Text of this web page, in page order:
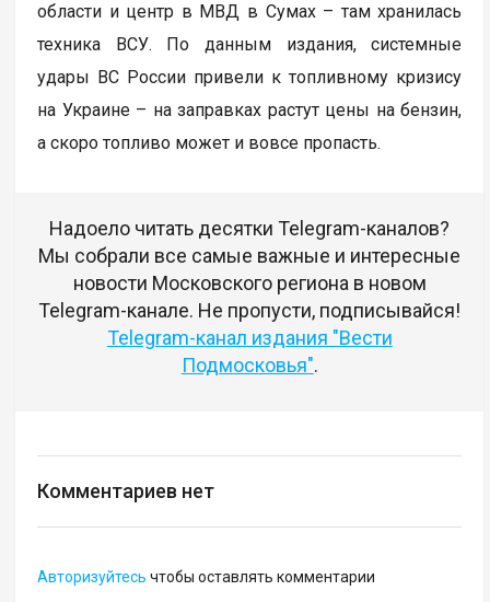
области и центр в МВД в Сумах – там хранилась
техника ВСУ. По данным издания, системные
удары ВС России привели к топливному кризису
на Украине – на заправках растут цены на бензин,
а скоро топливо может и вовсе пропасть.
Надоело читать десятки Telegram-каналов?
Мы собрали все самые важные и интересные
новости Московского региона в новом
Telegram-канале. Не пропусти, подписывайся!
Telegram-канал издания "Вести
Подмосковья".
Комментариев нет
Авторизуйтесь чтобы оставлять комментарии